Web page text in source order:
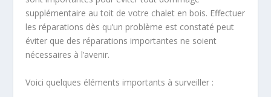
supplémentaire au toit de votre chalet en bois. Effectuer
les réparations dès qu’un problème est constaté peut
éviter que des réparations importantes ne soient
nécessaires à l’avenir.
Voici quelques éléments importants à surveiller :